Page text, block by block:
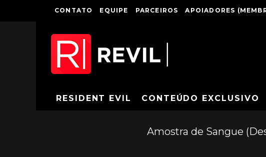
CONTATO EQUIPE PARCEIROS APOIADORES
RESIDENT EVIL CONTEÚDO EXCLUSIVO
Amostra de Sangue